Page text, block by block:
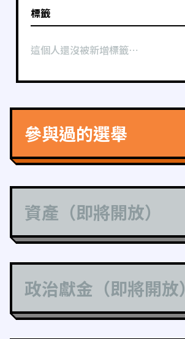
標籤
這個人還沒被新增標籤⋯
參與過的選舉
資產（即將開放）
政治獻金（即將開放）